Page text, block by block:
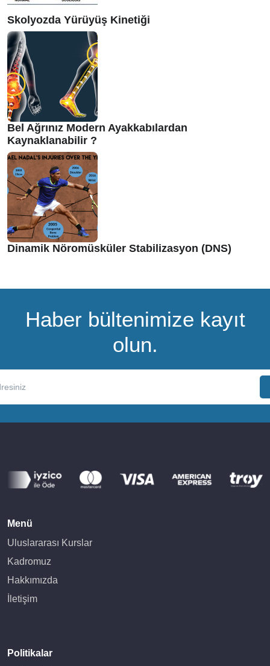
Skolyozda Yürüyüş Kinetiği
Bel Ağrınız Modern Ayakkabılardan
Kaynaklanabilir ?
Dinamik Nöromüsküler Stabilizasyon (DNS)
Haber bültenimize kayıt
olun.
Menü
Uluslararası Kurslar
Kadromuz
Hakkımızda
İletişim
Politikalar